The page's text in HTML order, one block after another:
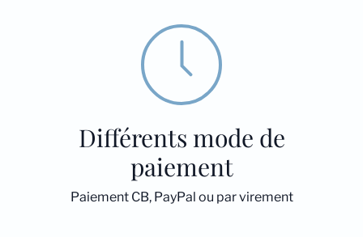
Différents mode de
paiement
Paiement CB, PayPal ou par virement